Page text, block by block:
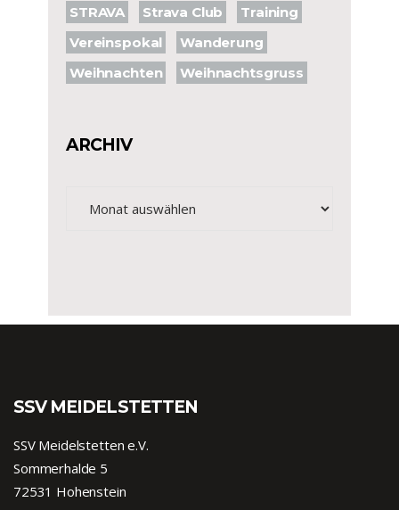
STRAVA
Strava Club
Training
Vereinspokal
Wanderung
Weihnachten
Weihnachtsgruss
ARCHIV
SSV MEIDELSTETTEN
SSV Meidelstetten e.V.
Sommerhalde 5
72531 Hohenstein